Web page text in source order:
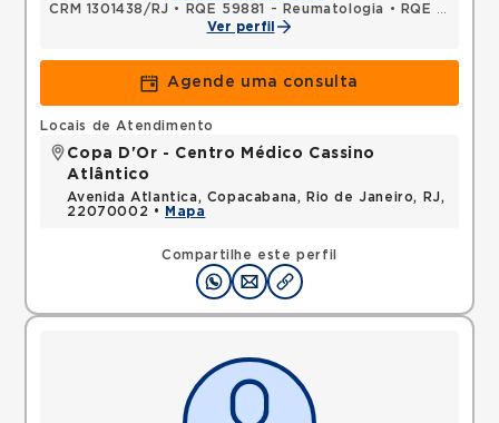
CRM 1301438/RJ • RQE 59881 - Reumatologia •
RQE 59882 - Clínica médica
Ver perfil
Agende uma consulta
Compartilhe este perfil
Locais de Atendimento
Copa D'Or - Centro Médico Cassino
Atlântico
Avenida Atlantica, Copacabana, Rio de Janeiro, RJ,
22070002 •
Mapa